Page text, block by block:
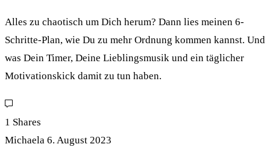
Alles zu chaotisch um Dich herum? Dann lies meinen 6-
Schritte-Plan, wie Du zu mehr Ordnung kommen kannst. Und
was Dein Timer, Deine Lieblingsmusik und ein täglicher
Motivationskick damit zu tun haben.
1 Shares
Michaela 6. August 2023